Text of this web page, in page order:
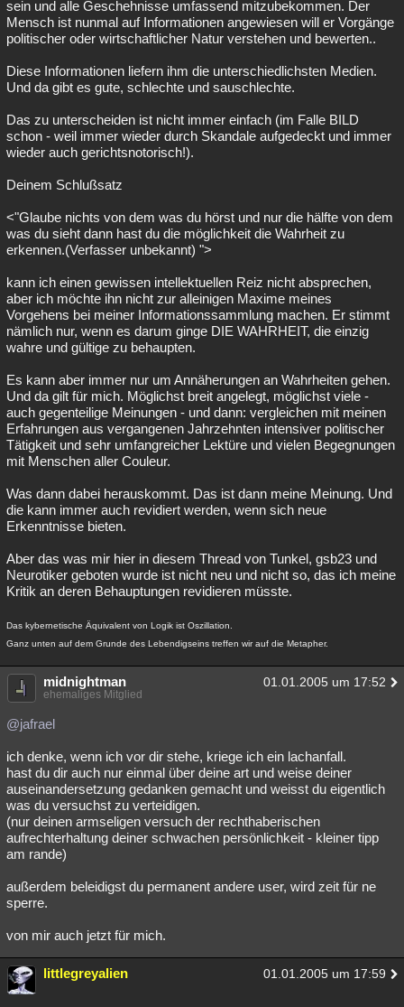
sein und alle Geschehnisse umfassend mitzubekommen. Der
Mensch ist nunmal auf Informationen angewiesen will er Vorgänge
politischer oder wirtschaftlicher Natur verstehen und bewerten..
Diese Informationen liefern ihm die unterschiedlichsten Medien.
Und da gibt es gute, schlechte und sauschlechte.
Das zu unterscheiden ist nicht immer einfach (im Falle BILD
schon - weil immer wieder durch Skandale aufgedeckt und immer
wieder auch gerichtsnotorisch!).
Deinem Schlußsatz
<"Glaube nichts von dem was du hörst und nur die hälfte von dem
was du sieht dann hast du die möglichkeit die Wahrheit zu
erkennen.(Verfasser unbekannt) ">
kann ich einen gewissen intellektuellen Reiz nicht absprechen,
aber ich möchte ihn nicht zur alleinigen Maxime meines
Vorgehens bei meiner Informationssammlung machen. Er stimmt
nämlich nur, wenn es darum ginge DIE WAHRHEIT, die einzig
wahre und gültige zu behaupten.
Es kann aber immer nur um Annäherungen an Wahrheiten gehen.
Und da gilt für mich. Möglichst breit angelegt, möglichst viele -
auch gegenteilige Meinungen - und dann: vergleichen mit meinen
Erfahrungen aus vergangenen Jahrzehnten intensiver politischer
Tätigkeit und sehr umfangreicher Lektüre und vielen Begegnungen
mit Menschen aller Couleur.
Was dann dabei herauskommt. Das ist dann meine Meinung. Und
die kann immer auch revidiert werden, wenn sich neue
Erkenntnisse bieten.
Aber das was mir hier in diesem Thread von Tunkel, gsb23 und
Neurotiker geboten wurde ist nicht neu und nicht so, das ich meine
Kritik an deren Behauptungen revidieren müsste.
Das kybernetische Äquivalent von Logik ist Oszillation.
Ganz unten auf dem Grunde des Lebendigseins treffen wir auf die Metapher.
midnightman 01.01.2005 um 17:52
ehemaliges Mitglied
@jafrael
ich denke, wenn ich vor dir stehe, kriege ich ein lachanfall.
hast du dir auch nur einmal über deine art und weise deiner
auseinandersetzung gedanken gemacht und weisst du eigentlich
was du versuchst zu verteidigen.
(nur deinen armseligen versuch der rechthaberischen
aufrechterhaltung deiner schwachen persönlichkeit - kleiner tipp
am rande)
außerdem beleidigst du permanent andere user, wird zeit für ne
sperre.
von mir auch jetzt für mich.
littlegreyalien 01.01.2005 um 17:59